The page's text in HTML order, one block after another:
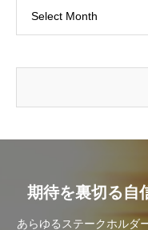
Select Month
期待を裏切る自
あらゆるステークホルダ